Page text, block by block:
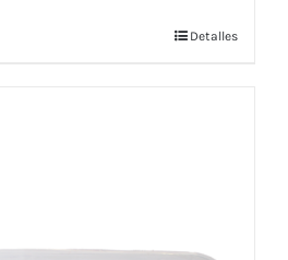
Detalles